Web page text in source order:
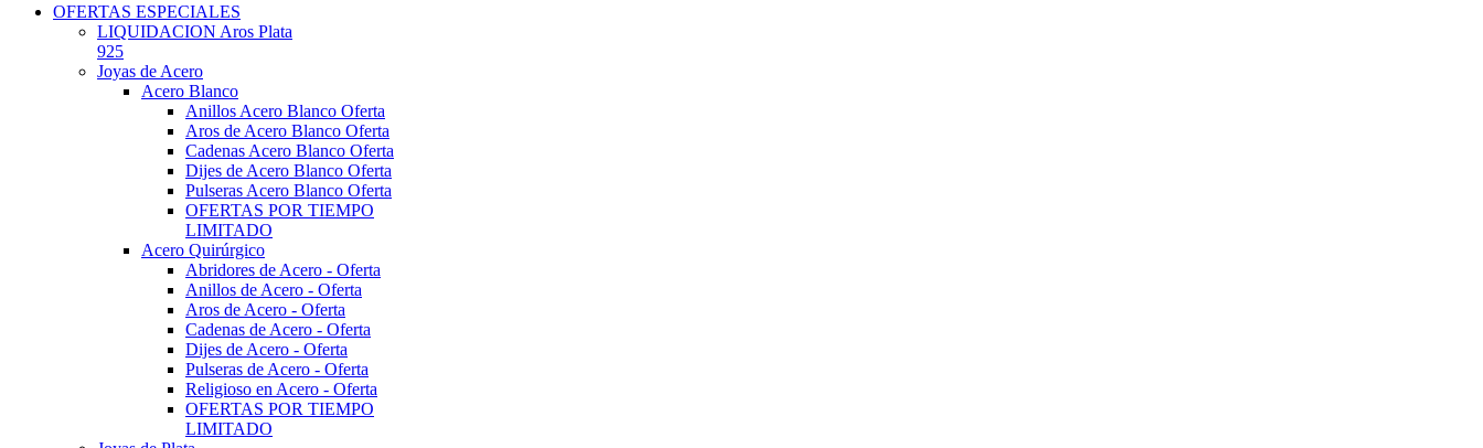
OFERTAS ESPECIALES
LIQUIDACION Aros Plata
925
Joyas de Acero
Acero Blanco
Anillos Acero Blanco Oferta
Aros de Acero Blanco Oferta
Cadenas Acero Blanco Oferta
Dijes de Acero Blanco Oferta
Pulseras Acero Blanco Oferta
OFERTAS POR TIEMPO
LIMITADO
Acero Quirúrgico
Abridores de Acero - Oferta
Anillos de Acero - Oferta
Aros de Acero - Oferta
Cadenas de Acero - Oferta
Dijes de Acero - Oferta
Pulseras de Acero - Oferta
Religioso en Acero - Oferta
OFERTAS POR TIEMPO
LIMITADO